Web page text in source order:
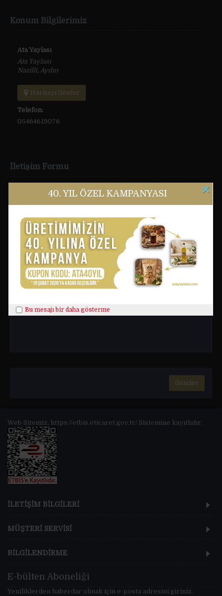
40. YIL ÖZEL KAMPANYASI
Bu mesajı bir daha gösterme
×
Konum Bilgilerimiz
Ata Yaylası
Ata Yaylası
Nazilli, Aydın
Haritayı Göster
Telefon:
05464619076
İletişim Formu
E-Posta
Mesajınız
Web Sitemiz, https://etbis.eticaret.gov.tr/ Sistemine kayıtlıdır.
İLETİŞİM BİLGİLERİ
MÜŞTERİ SERVİSİ
BİLGİLENDİRME
E-bülten Aboneliği
Yeniliklerden haberdar olmak için e-posta adresini giriniz.